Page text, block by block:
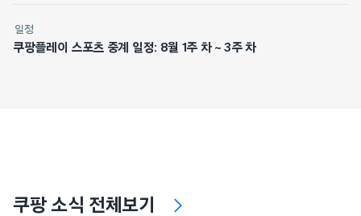
일정
쿠팡플레이 스포츠 중계 일정: 8월 1주 차 ~ 3주 차
쿠팡 소식 전체보기